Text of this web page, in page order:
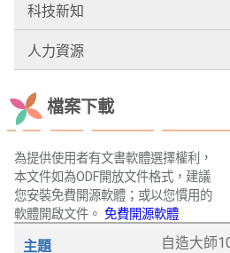
科技新知
人力資源
檔案下載
為提供使用者有文書軟體選擇權利，
本文件如為ODF開放文件格式，建議
您安裝免費開源軟體；或以您慣用的
軟體開啟文件。 免費開源軟體
自造大師